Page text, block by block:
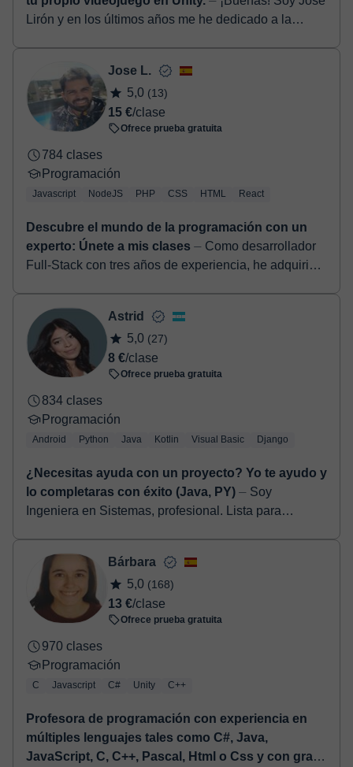
Lirón y en los últimos años me he dedicado a la
Jose L.
5,0 (13)
15 €/clase
Ofrece prueba gratuita
784 clases
Programación
Javascript NodeJS PHP CSS HTML React
Descubre el mundo de la programación con un
experto: Únete a mis clases ⏤ Como desarrollador
Full-Stack con tres años de experiencia, he adquirido
Astrid
5,0 (27)
8 €/clase
Ofrece prueba gratuita
834 clases
Programación
Android Python Java Kotlin Visual Basic Django
¿Necesitas ayuda con un proyecto? Yo te ayudo y
lo completaras con éxito (Java, PY) ⏤ Soy
Ingeniera en Sistemas, profesional. Lista para
And...
Bárbara
5,0 (168)
13 €/clase
Ofrece prueba gratuita
970 clases
Programación
C Javascript C# Unity C++
Profesora de programación con experiencia en
múltiples lenguajes tales como C#, Java,
JavaScript, C, C++, Pascal, Html o Css y con gran